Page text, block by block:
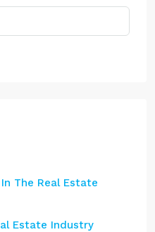
The Real Estate
Estate Industry